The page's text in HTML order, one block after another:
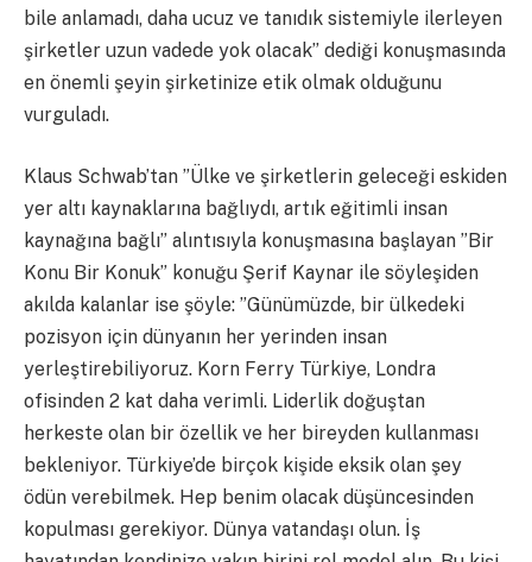
bile anlamadı, daha ucuz ve tanıdık sistemiyle ilerleyen
şirketler uzun vadede yok olacak” dediği konuşmasında
en önemli şeyin şirketinize etik olmak olduğunu
vurguladı.
Klaus Schwab’tan ”Ülke ve şirketlerin geleceği eskiden
yer altı kaynaklarına bağlıydı, artık eğitimli insan
kaynağına bağlı” alıntısıyla konuşmasına başlayan ”Bir
Konu Bir Konuk” konuğu Şerif Kaynar ile söyleşiden
akılda kalanlar ise şöyle: ”Günümüzde, bir ülkedeki
pozisyon için dünyanın her yerinden insan
yerleştirebiliyoruz. Korn Ferry Türkiye, Londra
ofisinden 2 kat daha verimli. Liderlik doğuştan
herkeste olan bir özellik ve her bireyden kullanması
bekleniyor. Türkiye’de birçok kişide eksik olan şey
ödün verebilmek. Hep benim olacak düşüncesinden
kopulması gerekiyor. Dünya vatandaşı olun. İş